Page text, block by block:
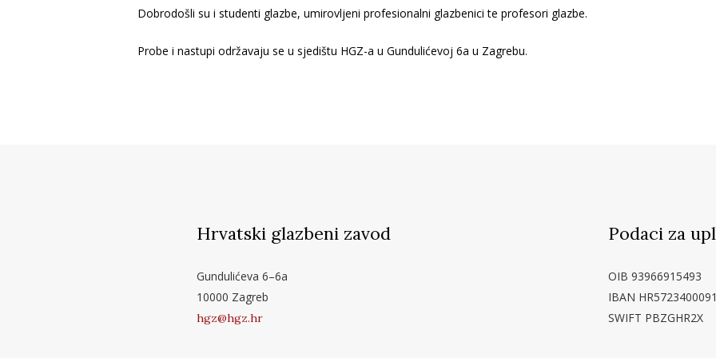
Dobrodošli su i studenti glazbe, umirovljeni profesionalni glazbenici te profesori glazbe.
Probe i nastupi održavaju se u sjedištu HGZ-a u Gundulićevoj 6a u Zagrebu.
Hrvatski glazbeni zavod
Gundulićeva 6–6a
10000 Zagreb
hgz@hgz.hr
Podaci za
OIB 93966915493
IBAN
SWIFT PBZGHR2X